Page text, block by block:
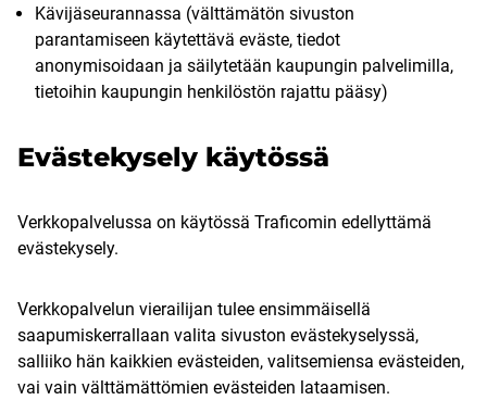
Kävijäseurannassa (välttämätön sivuston
parantamiseen käytettävä eväste, tiedot
anonymisoidaan ja säilytetään kaupungin palvelimilla,
tietoihin kaupungin henkilöstön rajattu pääsy)
Evästekysely käytössä
Verkkopalvelussa on käytössä Traficomin edellyttämä
evästekysely.
Verkkopalvelun vierailijan tulee ensimmäisellä
saapumiskerrallaan valita sivuston evästekyselyssä,
salliiko hän kaikkien evästeiden, valitsemiensa evästeiden,
vai vain välttämättömien evästeiden lataamisen.